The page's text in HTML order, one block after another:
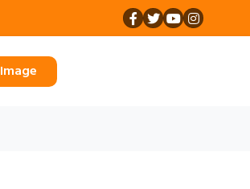
Events Image